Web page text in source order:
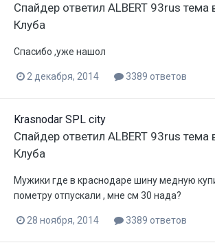
Спайдер ответил ALBERT 93rus тема
Клуба
Спасибо ,уже нашол
2 декабря, 2014 3389 ответов
Krasnodar SPL city
Спайдер ответил ALBERT 93rus тема
Клуба
Мужики где в краснодаре шину медную
пометру отпускали , мне см 30 нада?
28 ноября, 2014 3389 ответов